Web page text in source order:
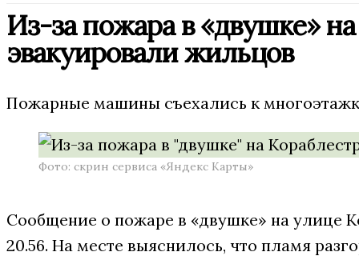
Из-за пожара в «двушке»
эвакуировали жильцов
Пожарные машины съехались к
Фото: скрин сервиса «Яндекс Карты»
Сообщение о пожаре в «двушке» на улице
20.56. На месте выяснилось, что пламя